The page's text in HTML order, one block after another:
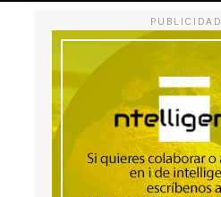
PUBLICIDAD